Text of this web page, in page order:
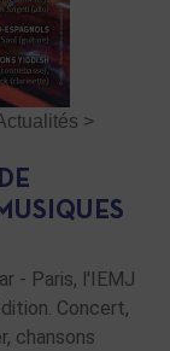
>
- Paris, l'IEMJ
Concert,
chansons